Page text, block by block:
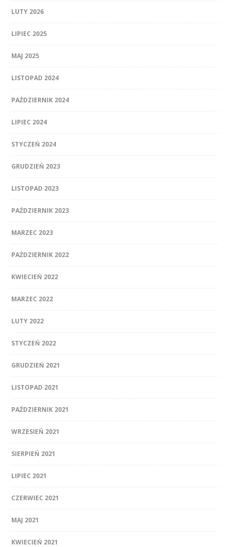
LUTY 2026
LIPIEC 2025
MAJ 2025
LISTOPAD 2024
PAŹDZIERNIK 2024
LIPIEC 2024
STYCZEŃ 2024
GRUDZIEŃ 2023
LISTOPAD 2023
PAŹDZIERNIK 2023
MARZEC 2023
PAŹDZIERNIK 2022
KWIECIEŃ 2022
MARZEC 2022
LUTY 2022
STYCZEŃ 2022
GRUDZIEŃ 2021
LISTOPAD 2021
PAŹDZIERNIK 2021
WRZESIEŃ 2021
SIERPIEŃ 2021
LIPIEC 2021
CZERWIEC 2021
MAJ 2021
KWIECIEŃ 2021